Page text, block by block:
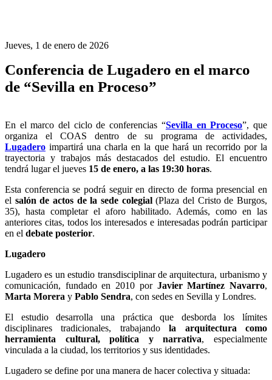
Jueves, 1 de enero de 2026
Conferencia de Lugadero en el marco
de “Sevilla en Proceso”
En el marco del ciclo de conferencias “Sevilla en Proceso”, que
organiza el COAS dentro de su programa de actividades,
Lugadero impartirá una charla en la que hará un recorrido por la
trayectoria y trabajos más destacados del estudio. El encuentro
tendrá lugar el jueves 15 de enero, a las 19:30 horas.
Esta conferencia se podrá seguir en directo de forma presencial en
el salón de actos de la sede colegial(Plaza del Cristo de Burgos,
35), hasta completar el aforo habilitado. Además, como en las
anteriores citas, todos los interesados e interesadas podrán participar
en el debate posterior.
Lugadero
Lugadero es un estudio transdisciplinar de arquitectura, urbanismo y
comunicación, fundado en 2010 por Javier Martínez Navarro,
Marta Morera y Pablo Sendra, con sedes en Sevilla y Londres.
El estudio desarrolla una práctica que desborda los límites
disciplinares tradicionales, trabajandola arquitectura como
herramienta cultural, política y narrativa, especialmente
vinculada a la ciudad, los territorios y sus identidades.
Lugadero se define por una manera de hacer colectiva y situada: